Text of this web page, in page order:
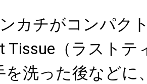
カチがコンパク
Tissue（ラストテ
を洗った後などに